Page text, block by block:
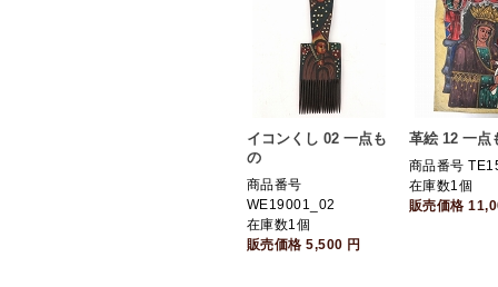
イコンくし 02 一点も
の
商品番号
WE19001_02
在庫数1個
販売価格5,500 円
革絵 12 一点
商品番号
在庫数1個
販売価格